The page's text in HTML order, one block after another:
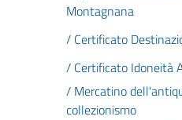
Montagnana
/ Certificato
/ Certificato Idoneità
/ Mercatino
collezionismo